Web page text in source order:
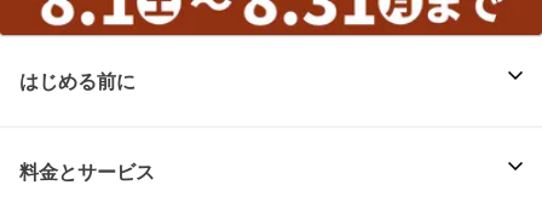
はじめる前に
料金とサービス